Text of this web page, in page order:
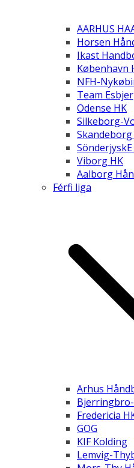
AARHUS
Horsen
Ikast
København
NFH-
Team
Odense HK
Silkeborg-
Viborg HK
Aalborg
Férfi liga
Arhus
Fredericia
GOG
KIF Kolding
Lemvig-